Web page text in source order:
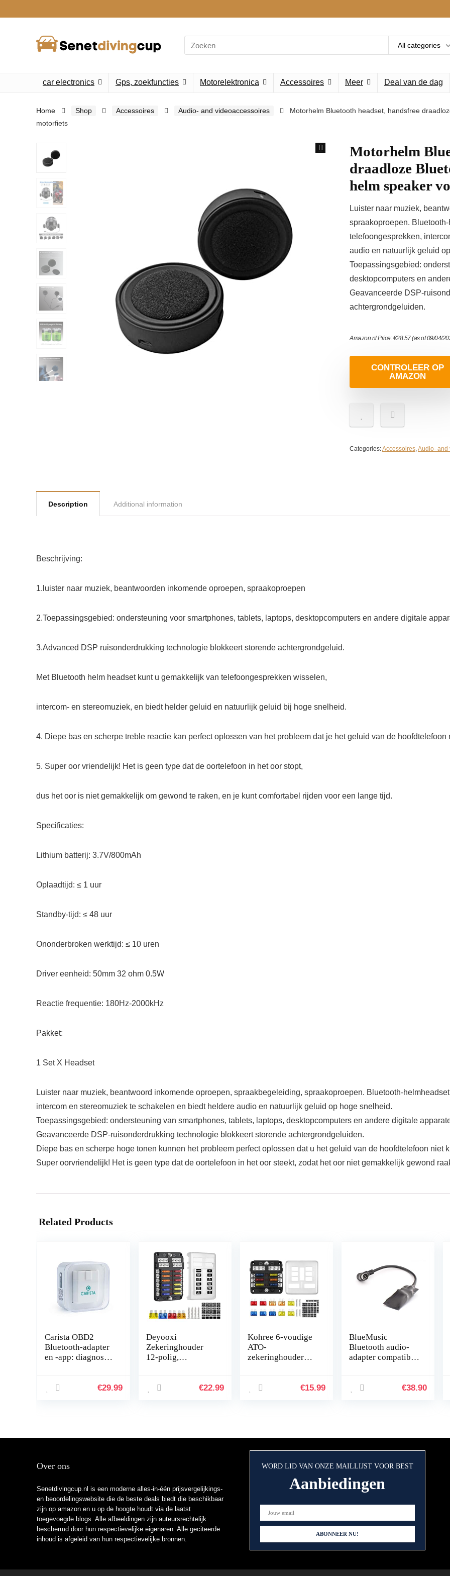
Search
for:
All categories
car electronics Gps, zoekfuncties Motorelektronica Accessoires Meer Deal van de dag
Home Shop Accessoires Audio- and videoaccessoires
Motorhelm Bluetooth headset, handsfree
motorfiets
Motorhelm
draadloze
helm speaker
Luister naar muziek,
spraakoproepen.
telefoongesprekken,
audio en natuurlijk geluid
Toepassingsgebied:
desktopcomputers en
Geavanceerde DSP-
achtergrondgeluiden.
Amazon.nl Price:€28.57(as of 09/04/
CONTROLEER OP
AMAZON
Categories:Accessoires,Audio- and
Description Additional information
Beschrijving:
1.luister naar muziek, beantwoorden inkomende oproepen, spraakoproepen
2.Toepassingsgebied: ondersteuning voor smartphones, tablets, laptops, desktopcomputers en andere digitale
3.Advanced DSP ruisonderdrukking technologie blokkeert storende achtergrondgeluid.
Met Bluetooth helm headset kunt u gemakkelijk van telefoongesprekken wisselen,
intercom- en stereomuziek, en biedt helder geluid en natuurlijk geluid bij hoge snelheid.
4. Diepe bas en scherpe treble reactie kan perfect oplossen van het probleem dat je het geluid van de
5. Super oor vriendelijk! Het is geen type dat de oortelefoon in het oor stopt,
dus het oor is niet gemakkelijk om gewond te raken, en je kunt comfortabel rijden voor een lange tijd.
Specificaties:
Lithium batterij: 3.7V/800mAh
Oplaadtijd: ≤ 1 uur
Standby-tijd: ≤ 48 uur
Ononderbroken werktijd: ≤ 10 uren
Driver eenheid: 50mm 32 ohm 0.5W
Reactie frequentie: 180Hz-2000kHz
Pakket:
1 Set X Headset
Luister naar muziek, beantwoord inkomende oproepen, spraakbegeleiding, spraakoproepen. Bluetooth-
intercom en stereomuziek te schakelen en biedt heldere audio en natuurlijk geluid op hoge snelheid.
Toepassingsgebied: ondersteuning van smartphones, tablets, laptops, desktopcomputers en andere digitale
Geavanceerde DSP-ruisonderdrukking technologie blokkeert storende achtergrondgeluiden.
Diepe bas en scherpe hoge tonen kunnen het probleem perfect oplossen dat u het geluid van de hoofdtelefoon niet
Super oorvriendelijk! Het is geen type dat de oortelefoon in het oor steekt, zodat het oor niet gemakkelijk gewond
Related Products
Carista OBD2
Bluetooth-adapter
en -app: diagnose,
Audi, BMW, Lexus,
€29.99
Deyooxi
Zekeringhouder
12-polig,
SUV’s, 12 – 32 V,
€22.99
Kohree 6-voudige
ATO-
zekeringhouder
zekeringblok + 10
€15.99
BlueMusic
Bluetooth audio-
adapter compatibel
601, 603, 605, 611,
€38.90
Over ons
Senetdivingcup.nl is een moderne alles-in-één prijsvergelijkings-
en beoordelingswebsite die de beste deals biedt die beschikbaar
zijn op amazon en u op de hoogte houdt via de laatst
toegevoegde blogs. Alle afbeeldingen zijn auteursrechtelijk
beschermd door hun respectievelijke eigenaren. Alle geciteerde
inhoud is afgeleid van hun respectievelijke bronnen.
WORD LID VAN ONZE MAILLIJST VOOR BEST
Aanbiedingen